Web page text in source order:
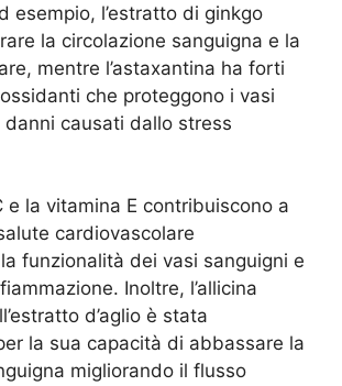
esempio, l’estratto di ginkgo
la circolazione sanguigna e la
mentre l’astaxantina ha forti
che proteggono i vasi
danni causati dallo stress
e la vitamina E contribuiscono a
cardiovascolare
funzionalità dei vasi sanguigni e
Inoltre, l’allicina
d’aglio è stata
la sua capacità di abbassare la
migliorando il flusso